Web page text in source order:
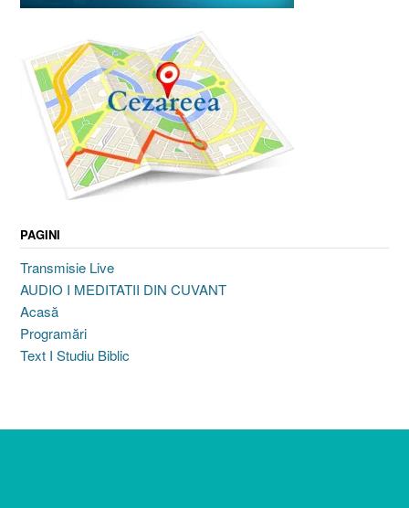
PAGINI
Transmisie Live
AUDIO I MEDITATII DIN CUVANT
Acasă
Programări
Text I Studiu Biblic